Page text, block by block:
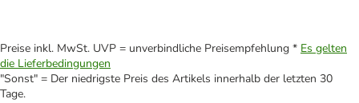
Preise inkl. MwSt. UVP = unverbindliche Preisempfehlung * Es gelten
die Lieferbedingungen
"Sonst" = Der niedrigste Preis des Artikels innerhalb der letzten 30
Tage.